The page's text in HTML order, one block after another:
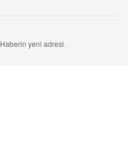
Haberin yeni adresi